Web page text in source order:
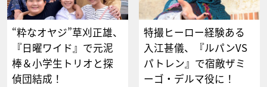
“粋なオヤジ”草刈正雄、
『日曜ワイド』で元泥
棒＆小学生トリオと探
偵団結成！
特撮ヒーロー経験ある
入江甚儀、『ルパンVS
パトレン』で宿敵ザミ
ーゴ・デルマ役に！